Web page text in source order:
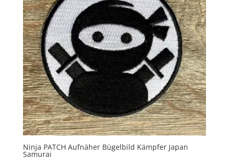
Ninja PATCH Aufnäher Bügelbild Kämpfer Japan
Samurai